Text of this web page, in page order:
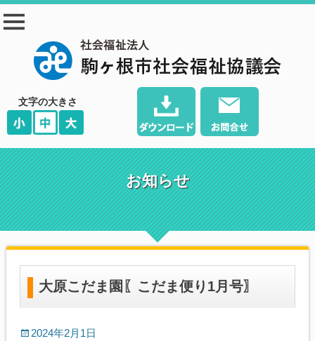
議会
文字の大きさ
お知らせ
大原こだま園〖こだま便り1月号〗
2024年2月1日